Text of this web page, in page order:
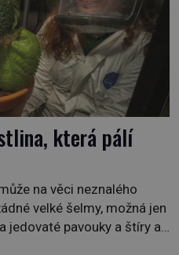
která pálí
na věci neznalého
velké šelmy, možná jen
jedovaté pavouky a štíry a